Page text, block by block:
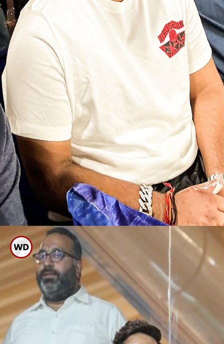
ಐಪಿಎಲ್ 2023 ಕ್ಕೆ ಹಾಜರ್
ಕುಂಟುತ್ತಲೇ ಊರುಗೋಲಿನ ಸಹಾಯದಿಂದ
ಬಂದ ರಿಷಬ್ ಗ್ಯಾಲರಿಯಲ್ಲಿ ಕುಳಿತು ತಮ್ಮ
ತಂಡಕ್ಕೆ ಚಿಯರ್ ಅಪ್ ಮಾಡಿದ್ದಾರೆ.